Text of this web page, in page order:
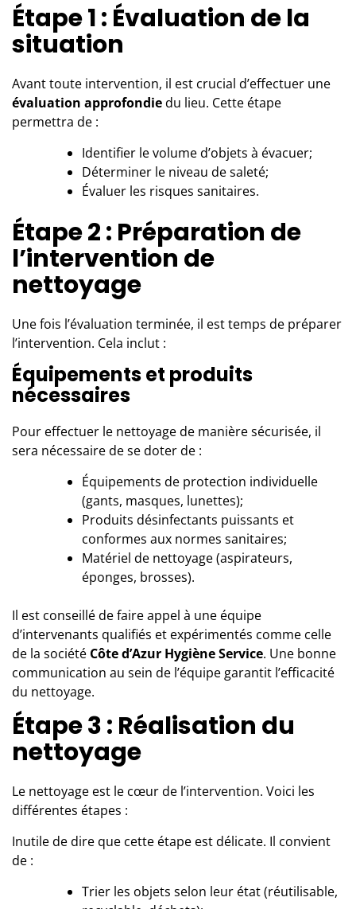
Étape 1 : Évaluation de la
situation
Avant toute intervention, il est crucial d’effectuer une
évaluation approfondiedu lieu. Cette étape
permettra de :
Identifier le volume d’objets à évacuer;
Déterminer le niveau de saleté;
Évaluer les risques sanitaires.
Étape 2 : Préparation de
l’intervention de
nettoyage
Une fois l’évaluation terminée, il est temps de préparer
l’intervention. Cela inclut :
Équipements et produits
nécessaires
Pour effectuer le nettoyage de manière sécurisée, il
sera nécessaire de se doter de :
Équipements de protection individuelle
(gants, masques, lunettes);
Produits désinfectants puissants et
conformes aux normes sanitaires;
Matériel de nettoyage (aspirateurs,
éponges, brosses).
Il est conseillé de faire appel à une équipe
d’intervenants qualifiés et expérimentés comme celle
de la société Côte d’Azur Hygiène Service. Une bonne
communication au sein de l’équipe garantit l’efficacité
du nettoyage.
Étape 3 : Réalisation du
nettoyage
Le nettoyage est le cœur de l’intervention. Voici les
différentes étapes :
Inutile de dire que cette étape est délicate. Il convient
de :
Trier les objets selon leur état (réutilisable,